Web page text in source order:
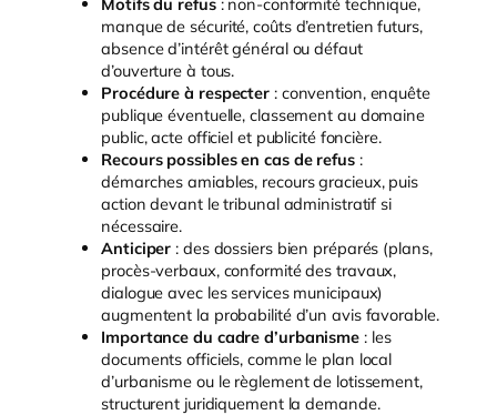
manque de sécurité, coûts d’entretien futurs,
absence d’intérêt général ou défaut
d’ouverture à tous.
Procédure à respecter : convention, enquête
publique éventuelle, classement au domaine
public, acte officiel et publicité foncière.
Recours possibles en cas de refus:
démarches amiables, recours gracieux, puis
action devant le tribunal administratif si
nécessaire.
Anticiper : des dossiers bien préparés (plans,
procès-verbaux, conformité des travaux,
dialogue avec les services municipaux)
augmentent la probabilité d’un avis favorable.
Importance du cadre d’urbanisme : les
documents officiels, comme le plan local
d’urbanisme ou le règlement de lotissement,
structurent juridiquement la demande.